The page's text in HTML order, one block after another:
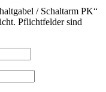
/ Schaltarm PK“
Pflichtfelder sind